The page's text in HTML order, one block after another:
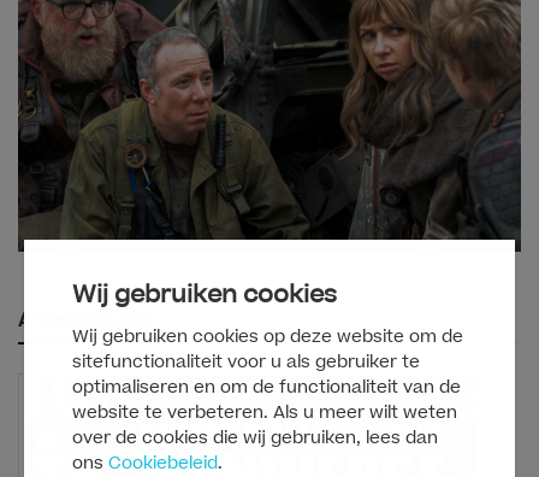
Wij gebruiken cookies
Wij gebruiken cookies op deze website om de
sitefunctionaliteit voor u als gebruiker te
optimaliseren en om de functionaliteit van de
website te verbeteren. Als u meer wilt weten
over de cookies die wij gebruiken, lees dan
ons Cookiebeleid.
Afbeeldingen